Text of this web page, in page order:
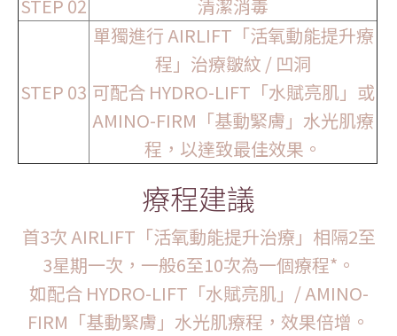
STEP 02 清潔消毒
STEP 03
單獨進行 AIRLIFT「活氧動能提升療
程」治療皺紋 / 凹洞
可配合 HYDRO-LIFT「水賦亮肌」或
AMINO-FIRM「基動緊膚」水光肌療
程，以達致最佳效果。
療程建議
首3次 AIRLIFT「活氧動能提升治療」相隔2至
3星期一次，一般6至10次為一個療程*。
如配合 HYDRO-LIFT「水賦亮肌」/ AMINO-
FIRM「基動緊膚」水光肌療程，效果倍增。